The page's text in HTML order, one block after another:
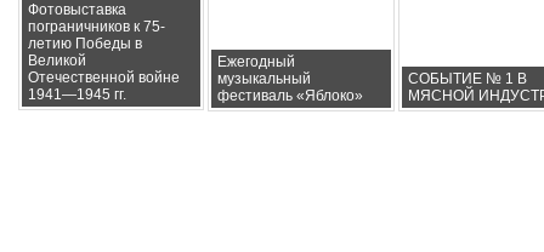
Фотовыставка
пограничников к 75-
летию Победы в
Великой
Отечественной войне
1941—1945 гг.
Ежегодный
музыкальный
фестиваль «Яблоко»
СОБЫТИЕ № 1 В
МЯСНОЙ